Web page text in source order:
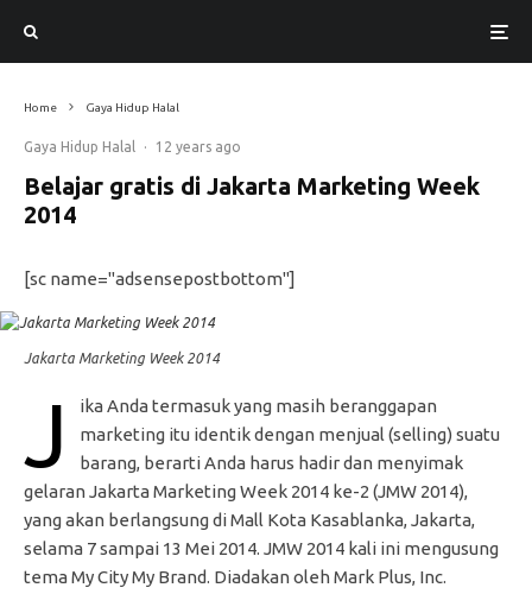
Home Gaya Hidup Halal
Gaya Hidup Halal · 12 years ago
Belajar gratis di Jakarta Marketing Week
2014
[sc name="adsensepostbottom"]
Jakarta Marketing Week 2014
J
ika Anda termasuk yang masih beranggapan
marketing itu identik dengan menjual (selling) suatu
barang, berarti Anda harus hadir dan menyimak
gelaran Jakarta Marketing Week 2014 ke-2 (JMW 2014),
yang akan berlangsung di Mall Kota Kasablanka, Jakarta,
selama 7 sampai 13 Mei 2014. JMW 2014 kali ini mengusung
tema My City My Brand. Diadakan oleh Mark Plus, Inc.